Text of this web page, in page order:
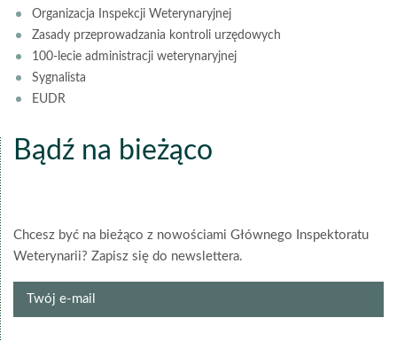
Organizacja Inspekcji Weterynaryjnej
Zasady przeprowadzania kontroli urzędowych
100-lecie administracji weterynaryjnej
Sygnalista
EUDR
Bądź na bieżąco
Chcesz być na bieżąco z nowościami Głównego Inspektoratu
Weterynarii? Zapisz się do newslettera.
Twój